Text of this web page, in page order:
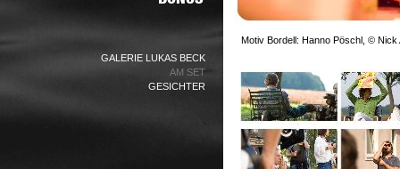
GALERIE LUKAS BECK
AM SET
GESICHTER
Motiv Bordell: Hanno Pöschl, © Nick